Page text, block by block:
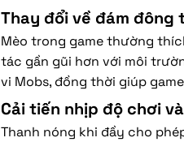
Thay đổi về đám đông
Mèo trong game thường
tác gần gũi hơn với môi
vi Mobs, đồng thời giúp
Cải tiến nhịp độ chơi
Thanh nóng khi đầy cho